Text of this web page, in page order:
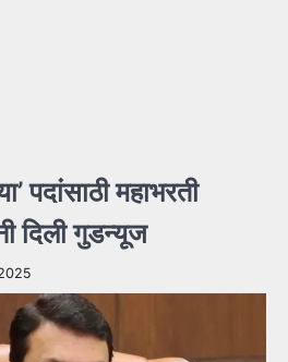
पदांसाठी महाभरती
दिली गुडन्यूज